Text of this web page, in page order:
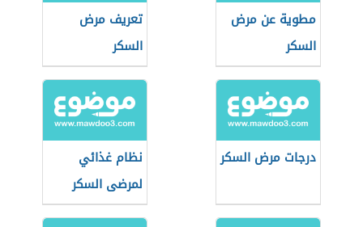
مطوية عن مرض
السكر
تعريف مرض
السكر
درجات مرض السكر
نظام غذائي
لمرضى السكر